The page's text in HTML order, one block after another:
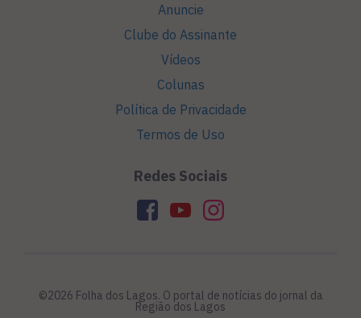
Anuncie
Clube do Assinante
Vídeos
Colunas
Política de Privacidade
Termos de Uso
Redes Sociais
©2026 Folha dos Lagos. O portal de notícias do jornal da
Região dos Lagos